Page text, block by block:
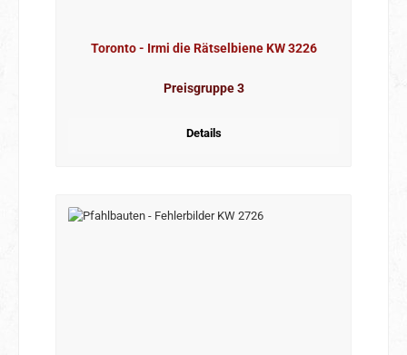
Toronto - Irmi die Rätselbiene KW 3226
Preisgruppe 3
Details